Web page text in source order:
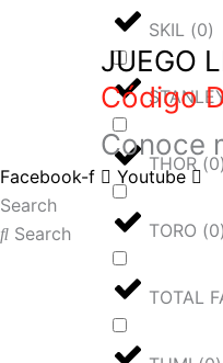
SKIL (0)
THOR (0)
TORO (0)
TOTAL
JUEGO
Código
Conoce
Facebook-f
Youtube
Search
Search